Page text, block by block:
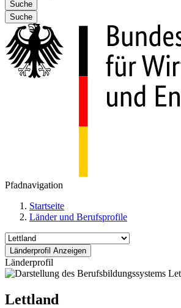
Suche
Pfadnavigation
Startseite
Länder und Berufsprofile
Länderprofil
Lettland